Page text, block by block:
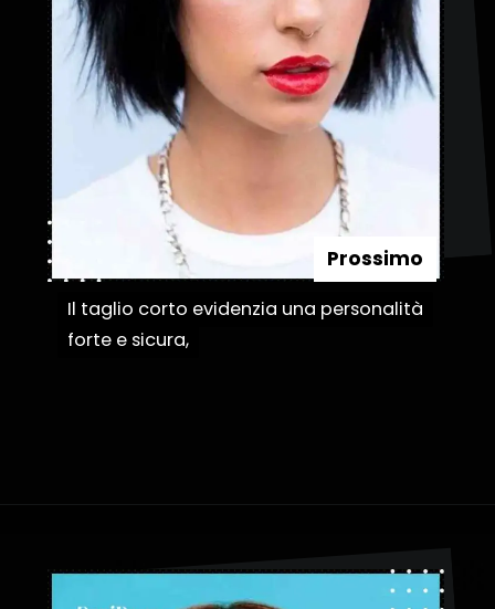
Il taglio corto evidenzia una personalità
forte e sicura,
Il taglio corto evidenzia una personalità
forte e sicura,
Prossimo